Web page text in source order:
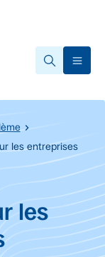
les entreprises
les